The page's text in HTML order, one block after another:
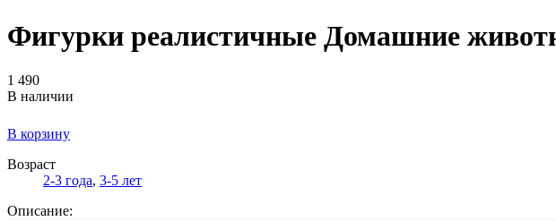
Фигурки реалистичные Домашние
1 490
В наличии
В корзину
Возраст
2-3 года, 3-5 лет
Описание: